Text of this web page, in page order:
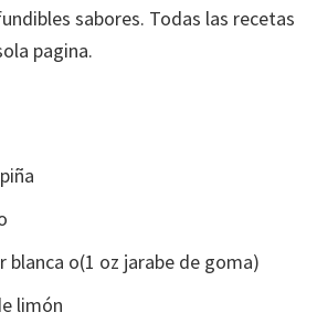
sabores. Todas las recetas
pagina.
blanca o(1 oz jarabe de goma)
limón